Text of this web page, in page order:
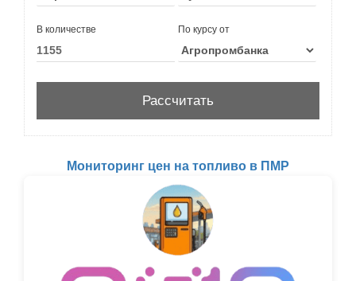
В количестве По курсу от
Мониторинг цен на топливо в ПМР